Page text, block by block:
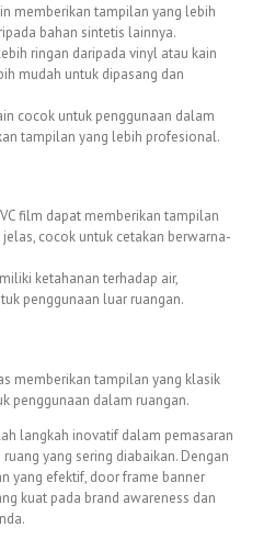
memberikan tampilan yang lebih
bahan sintetis lainnya.
ringan daripada vinyl atau kain
mudah untuk dipasang dan
cocok untuk penggunaan dalam
tampilan yang lebih profesional.
film dapat memberikan tampilan
cocok untuk cetakan berwarna-
ketahanan terhadap air,
penggunaan luar ruangan.
memberikan tampilan yang klasik
penggunaan dalam ruangan.
langkah inovatif dalam pemasaran
yang sering diabaikan. Dengan
yang efektif, door frame banner
kuat pada brand awareness dan